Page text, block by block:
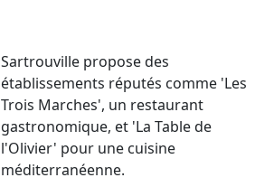
Sartrouville propose des
établissements réputés comme 'Les
Trois Marches', un restaurant
gastronomique, et 'La Table de
l'Olivier' pour une cuisine
méditerranéenne.